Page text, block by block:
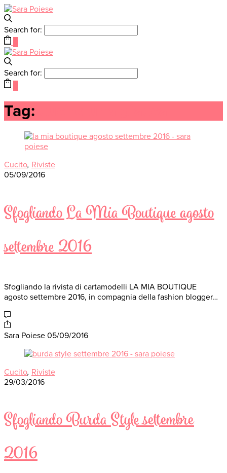
Search for:
Search for:
Tag:
Cucito, Riviste
05/09/2016
Sfogliando La Mia Boutique agosto
settembre 2016
Sfogliando la rivista di cartamodelli LA MIA BOUTIQUE
agosto settembre 2016, in compagnia della fashion blogger…
Sara Poiese 05/09/2016
Cucito, Riviste
29/03/2016
Sfogliando Burda Style settembre
2016